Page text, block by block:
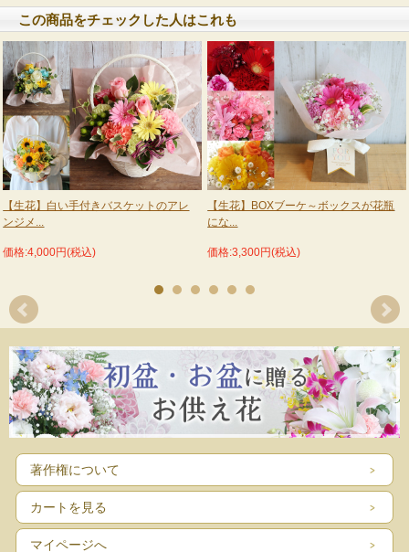
この商品をチェックした人はこれも
【生花】白い手付きバスケットのアレ
ンジメ...
価格:4,000円(税込)
【生花】BOXブーケ～ボックスが花瓶
にな...
価格:3,300円(税込)
著作権について
カートを見る
マイページへ